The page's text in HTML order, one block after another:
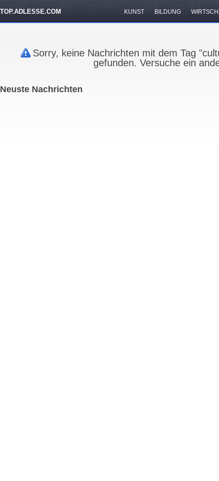
TOP.ADLESSE.COM KUNST BILDUNG
Sorry, keine Nachrichten mit dem Tag
gefunden. Versuche ein
Neuste Nachrichten